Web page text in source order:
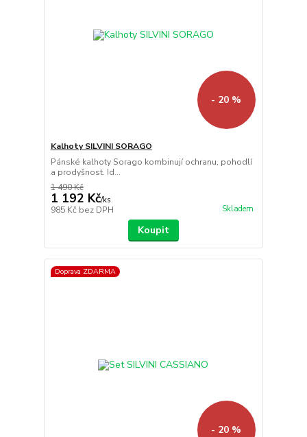
- 20 %
Kalhoty SILVINI SORAGO
Pánské kalhoty Sorago kombinují ochranu, pohodlí
a prodyšnost. Id...
1 490 Kč
1 192 Kč/ks
985 Kč bez DPH Skladem
Koupit
Doprava ZDARMA
- 20 %